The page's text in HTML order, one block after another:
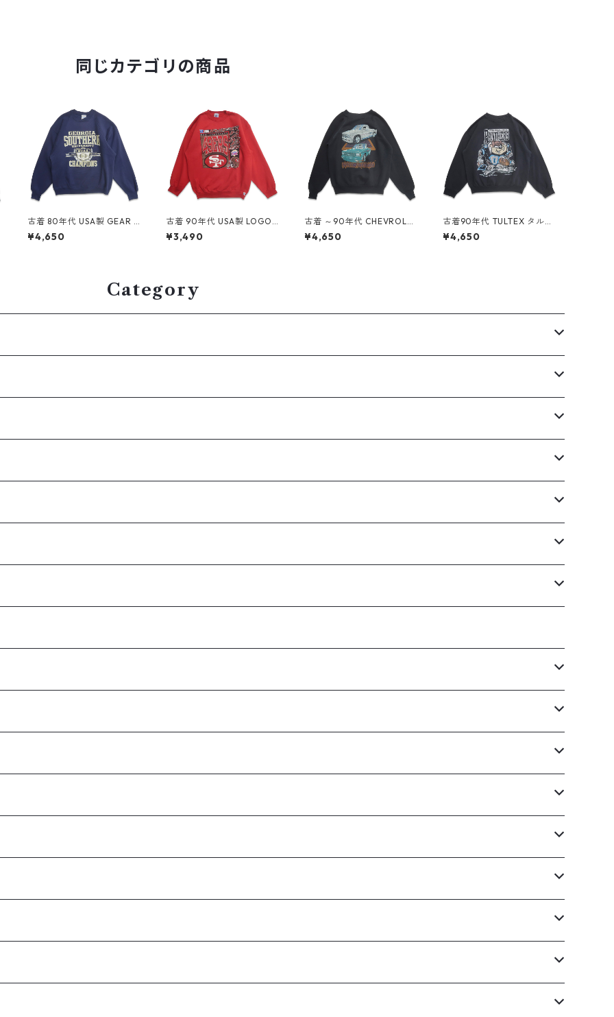
同じカテゴリの商品
古着 80年代 USA製 GEAR F
OR SPORTS カレッジ NCAA
プリントスウェット トレー
¥4,650
古着 90年代 USA製 LOGO7
NFL サンフランシスコ フォ
ーティーナイナーズ プリン
¥3,490
古着 ～90年代 CHEVROLET
シボレー プリント スウェッ
ト トレーナー ブラック 表
¥4,650
古着90年代 TULTEX タルテ
ックス NFL カロライナパン
サーズ ルーニーテューンズ
¥4,650
Category